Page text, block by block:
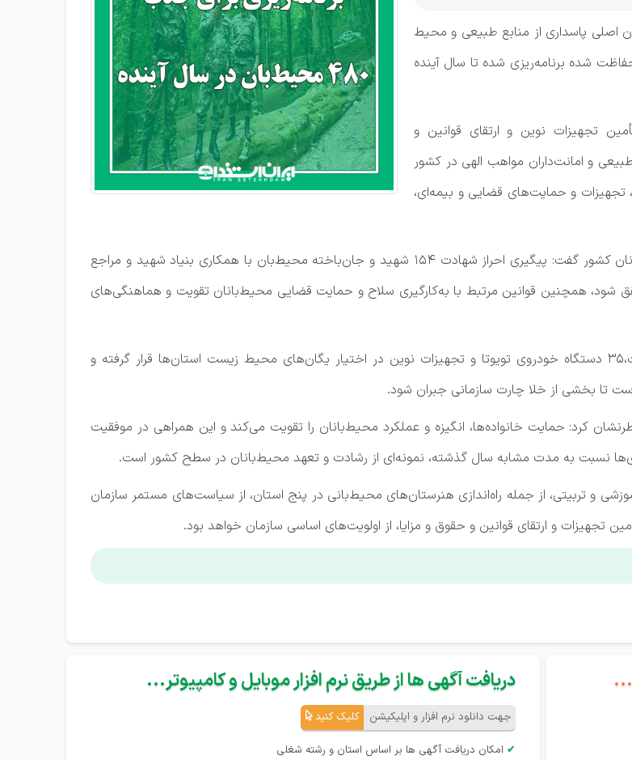
اصلی پاسداری از منابع طبیعی و محیط‌
شده برنامه‌ریزی شده تا سال آینده
تجهیزات نوین و ارتقای قوانین و
و امانت‌داران مواهب الهی در کشور
و حمایت‌های قضایی و بیمه‌ای،
وی با اشاره به اقدامات صورت گرفته در راستای ارتقای جایگاه محیط‌بانان کشور گفت: پیگیری احراز شهادت ۱۵۴ شهید و جان‌باخته محیط‌بان با همکاری بنیاد شهید و مراجع
شود، همچنین قوانین مرتبط با به‌کارگیری سلاح و حمایت قضایی محیط‌بانان تقویت و هماهنگی‌های
و
کرد: حمایت خانواده‌ها، انگیزه و عملکرد محیط‌بانان را تقویت می‌کند و این همراهی در موفقیت
نسبت به مدت مشابه سال گذشته، نمونه‌ای از رشادت و تعهد محیط‌بانان در سطح کشور است.
و تربیتی، از جمله راه‌اندازی هنرستان‌های محیط‌بانی در پنج استان، از سیاست‌های مستمر سازمان
تجهیزات و ارتقای قوانین و حقوق و مزایا، از اولویت‌های اساسی سازمان خواهد بود.
دریافت آگهی ها از طریق نرم افزار موبایل و کامپیوتر...
جهت دانلود نرم افزار و اپلیکیشن کلیک کنید
✔ امکان دریافت آگهی ها بر اساس استان و رشته شغلی